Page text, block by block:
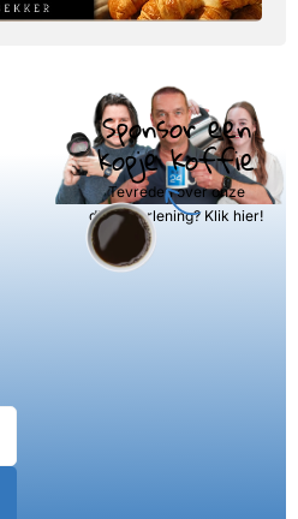
Sponsor een
kopje koffie
Tevreden over onze
dienstverlening? Klik hier!